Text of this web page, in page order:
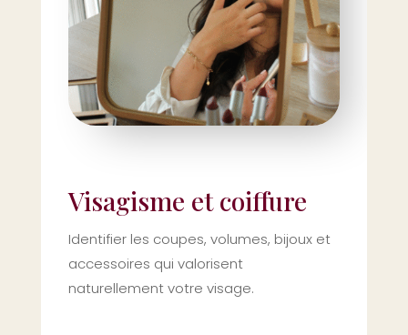
Visagisme et coiffure
Identifier les coupes, volumes, bijoux et
accessoires qui valorisent
naturellement votre visage.